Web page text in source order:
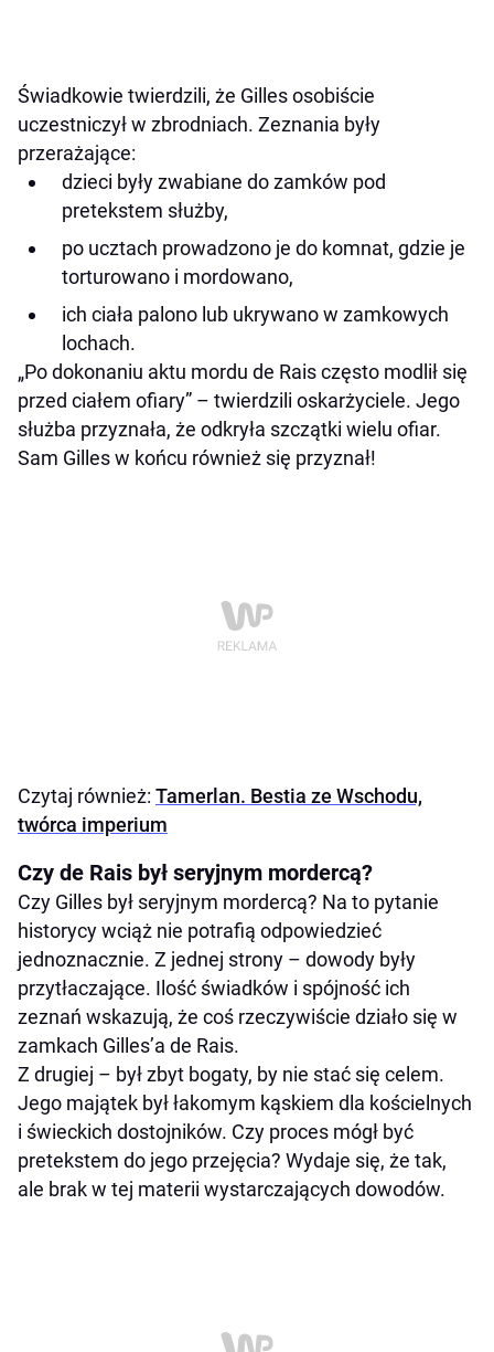
Świadkowie twierdzili, że Gilles osobiście
uczestniczył w zbrodniach. Zeznania były
przerażające:
dzieci były zwabiane do zamków pod
pretekstem służby,
po ucztach prowadzono je do komnat, gdzie je
torturowano i mordowano,
ich ciała palono lub ukrywano w zamkowych
lochach.
„Po dokonaniu aktu mordu de Rais często modlił się
przed ciałem ofiary” – twierdzili oskarżyciele. Jego
służba przyznała, że odkryła szczątki wielu ofiar.
Sam Gilles w końcu również się przyznał!
Czytaj również: Tamerlan. Bestia ze Wschodu,
twórca imperium
Czy de Rais był seryjnym mordercą?
Czy Gilles był seryjnym mordercą? Na to pytanie
historycy wciąż nie potrafią odpowiedzieć
jednoznacznie. Z jednej strony – dowody były
przytłaczające. Ilość świadków i spójność ich
zeznań wskazują, że coś rzeczywiście działo się w
zamkach Gilles’a de Rais.
Z drugiej – był zbyt bogaty, by nie stać się celem.
Jego majątek był łakomym kąskiem dla kościelnych
i świeckich dostojników. Czy proces mógł być
pretekstem do jego przejęcia? Wydaje się, że tak,
ale brak w tej materii wystarczających dowodów.